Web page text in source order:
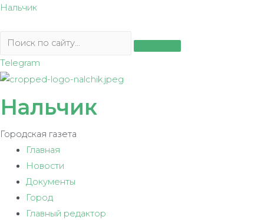
Перейти
содержимому
Нальчик
Telegram
Нальчик
Городская газета
Главная
Новости
Документы
Город
Главный редактор